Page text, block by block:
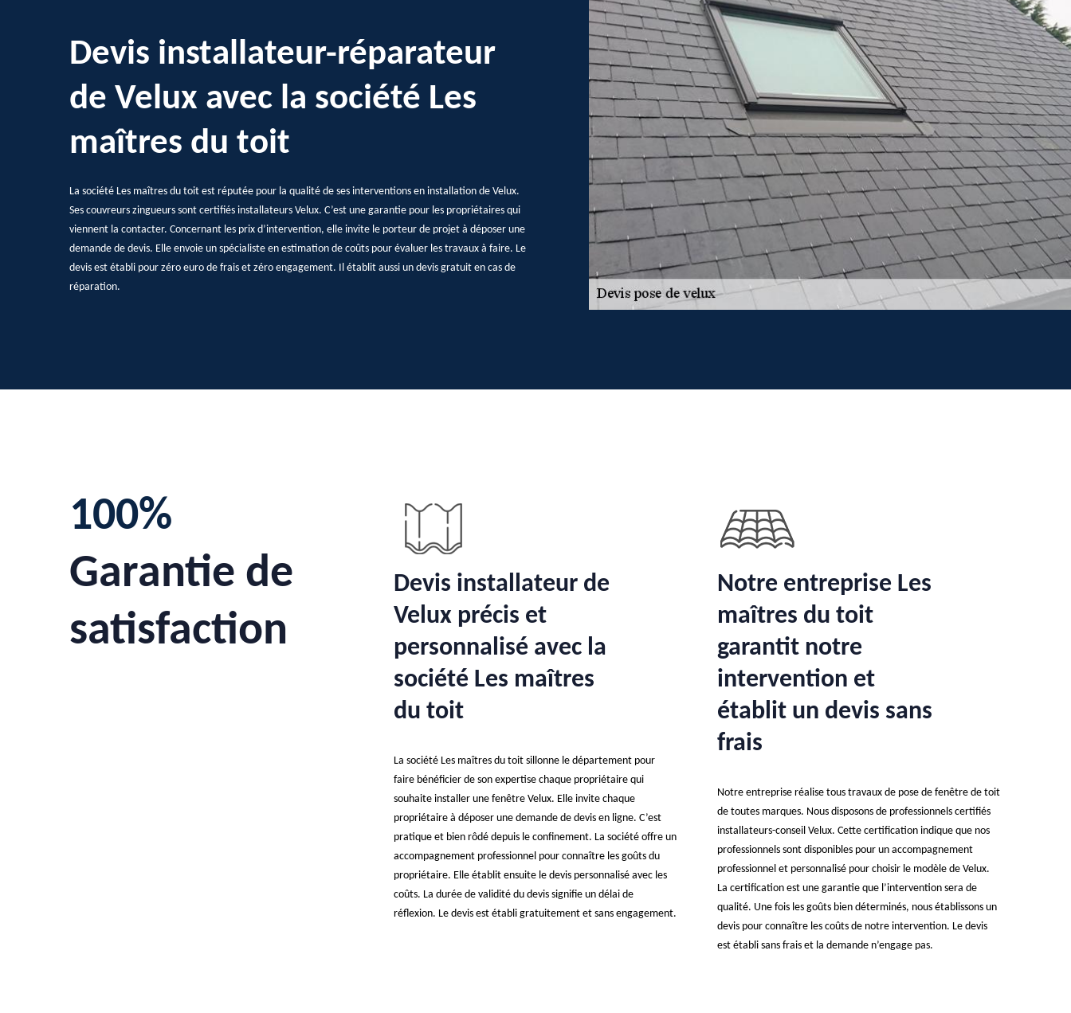
Devis installateur-réparateur
de Velux avec la société Les
maîtres du toit
La société Les maîtres du toit est réputée pour la qualité de ses interventions en installation de Velux.
Ses couvreurs zingueurs sont certifiés installateurs Velux. C’est une garantie pour les propriétaires qui
viennent la contacter. Concernant les prix d’intervention, elle invite le porteur de projet à déposer une
demande de devis. Elle envoie un spécialiste en estimation de coûts pour évaluer les travaux à faire. Le
devis est établi pour zéro euro de frais et zéro engagement. Il établit aussi un devis gratuit en cas de
réparation.
100%
Garantie de
satisfaction
Devis installateur de
Velux précis et
personnalisé avec la
société Les maîtres
du toit
La société Les maîtres du toit sillonne le département pour
faire bénéficier de son expertise chaque propriétaire qui
souhaite installer une fenêtre Velux. Elle invite chaque
propriétaire à déposer une demande de devis en ligne. C’est
pratique et bien rôdé depuis le confinement. La société offre un
accompagnement professionnel pour connaître les goûts du
propriétaire. Elle établit ensuite le devis personnalisé avec les
coûts. La durée de validité du devis signifie un délai de
réflexion. Le devis est établi gratuitement et sans engagement.
Notre entreprise Les
maîtres du toit
garantit notre
intervention et
établit un devis sans
frais
Notre entreprise réalise tous travaux de pose de fenêtre de toit
de toutes marques. Nous disposons de professionnels certifiés
installateurs-conseil Velux. Cette certification indique que nos
professionnels sont disponibles pour un accompagnement
professionnel et personnalisé pour choisir le modèle de Velux.
La certification est une garantie que l’intervention sera de
qualité. Une fois les goûts bien déterminés, nous établissons un
devis pour connaître les coûts de notre intervention. Le devis
est établi sans frais et la demande n’engage pas.